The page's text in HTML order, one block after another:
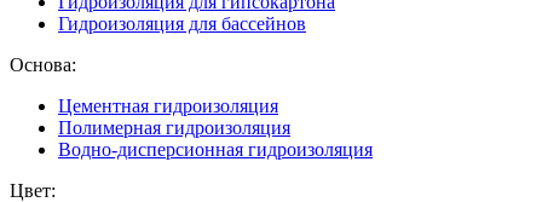
Гидроизоляция для бассейнов
Основа:
Цементная гидроизоляция
Полимерная гидроизоляция
Водно-дисперсионная гидроизоляция
Цвет: